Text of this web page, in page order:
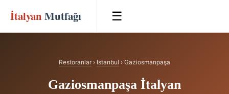
İtalyan Mutfağı ☰
Restoranlar › Istanbul › Gaziosmanpaşa
Gaziosmanpaşa İtalyan